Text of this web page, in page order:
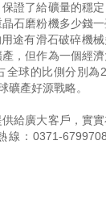
證了給礦量的穩
石磨粉機多少錢
途有滑石破碎機
，但作為一個經
球的比側分別為
產好源戰略。
給廣大客戶，實
線：0371-